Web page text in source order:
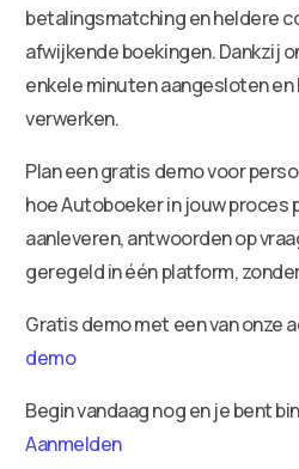
betalingsmatching en heldere
afwijkende boekingen. Dankzij
enkele minuten aangesloten
verwerken.
Plan een gratis demo voor
hoe Autoboeker in jouw proces
aanleveren, antwoorden op
geregeld in één platform,
Gratis demo met een van onze
demo
Begin vandaag nog en je bent
Aanmelden